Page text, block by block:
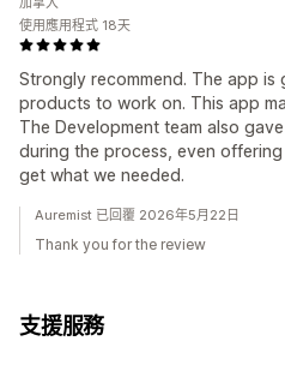
Strongly recommend. The app is
products to work on. This app
The Development team also
during the process, even
get what we needed.
使用應用程式 18天
Auremist 已回覆 2026年5月22日
Thank you for the review
支援服務